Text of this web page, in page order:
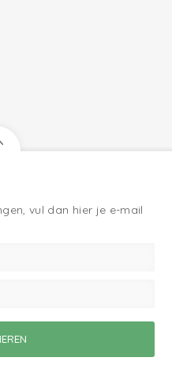
vul dan hier je e-mail